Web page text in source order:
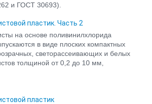
и ГОСТ 30693).
пластик. Часть 2
на основе поливинилхлорида
в виде плоских компактных
светорассеивающих и белых
толщиной от 0,2 до 10 мм,
пластик